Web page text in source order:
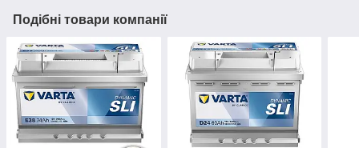
Подібні товари компанії